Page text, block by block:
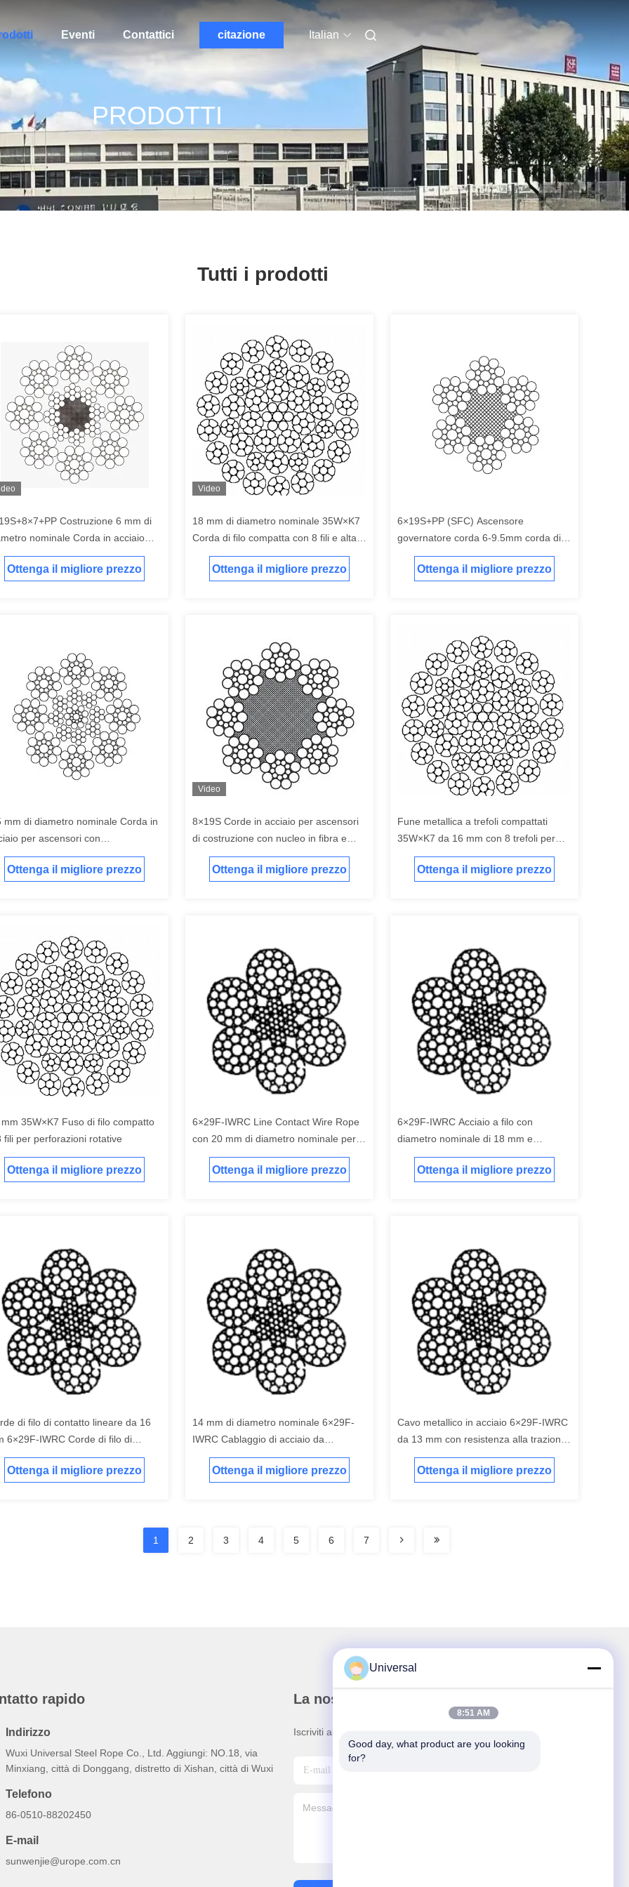
Eventi Contattici citazione Italian
PRODOTTI
Tutti i prodotti
Costruzione 6 mm di
nominale Corda in acciaio
ascensori con resistenza alla
1570/1770N/mm2
Ottenga il migliore prezzo
Video
18 mm di diametro nominale 35W×K7
Corda di filo compatta con 8 fili e alta
forza di rottura per attrezzature di
sollevamento
Ottenga il migliore prezzo
6×19S+PP (SFC) Ascensore
governatore corda 6-9.5mm corda di
filo GB 8903-2024
Ottenga il migliore prezzo
mm di diametro nominale Corda in
per ascensori con
Ottenga il migliore prezzo
Video
8×19S Corde in acciaio per ascensori
di costruzione con nucleo in fibra e
diametro di 10 mm per un
funzionamento regolare
Ottenga il migliore prezzo
Fune metallica a trefoli compattati
35W×K7 da 16 mm con 8 trefoli per
apparecchiature di sollevamento
industriali
Ottenga il migliore prezzo
mm 35W×K7 Fuso di filo compatto
fili per perforazioni rotative
Ottenga il migliore prezzo
6×29F-IWRC Line Contact Wire Rope
con 20 mm di diametro nominale per
sollevamento e sollevamento
industriale
Ottenga il migliore prezzo
6×29F-IWRC Acciaio a filo con
diametro nominale di 18 mm e
resistenza alla trazione di 1770N/mm2
per uso industriale
Ottenga il migliore prezzo
di filo di contatto lineare da 16
6×29F-IWRC Corde di filo di
industriale per sollevamento e
Ottenga il migliore prezzo
14 mm di diametro nominale 6×29F-
IWRC Cablaggio di acciaio da
costruzione con resistenza alla
trazione 1770N/mm2 per applicazioni
Ottenga il migliore prezzo
Cavo metallico in acciaio 6×29F-IWRC
da 13 mm con resistenza alla trazione
di 1770 N/mm² per sollevamento e
sollevamento
Ottenga il migliore prezzo
1 2 3 4 5 6 7
rapido
Indirizzo
Wuxi Universal Steel Rope Co., Ltd. Aggiungi: NO.18, via
Minxiang, città di Donggang, distretto di Xishan, città di Wuxi
Telefono
86-0510-88202450
E-mail
sunwenjie@urope.com.cn
La nostra newsletter
Iscriviti alla nostra newsletter per sconti e altro.
Universal
8:51 AM
Good day, what product are you looking
for?